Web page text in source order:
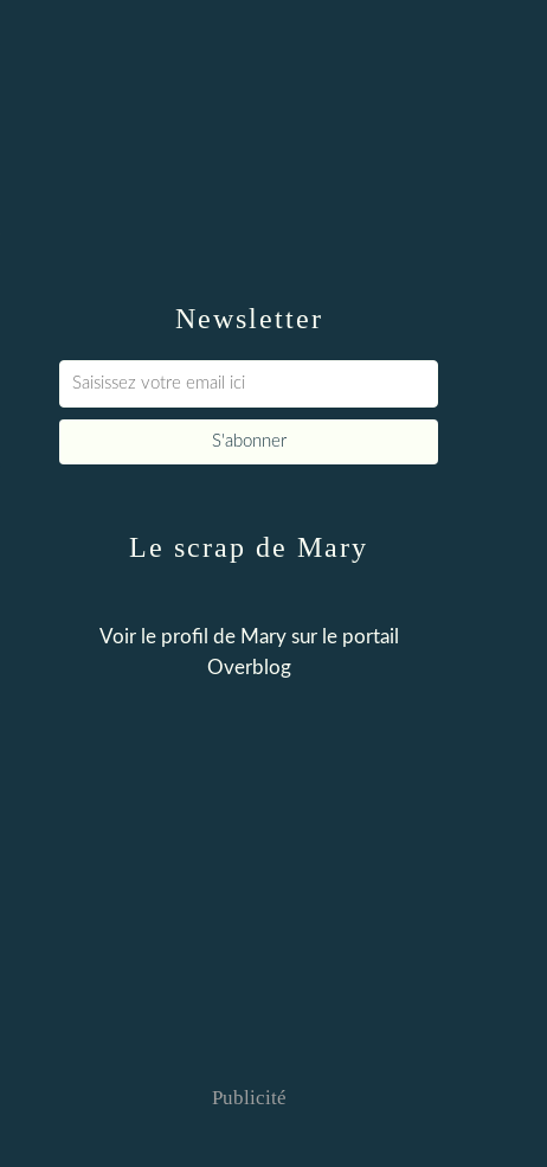
Newsletter
Le scrap de Mary
Voir le profil de Marysur le portail
Overblog
Publicité